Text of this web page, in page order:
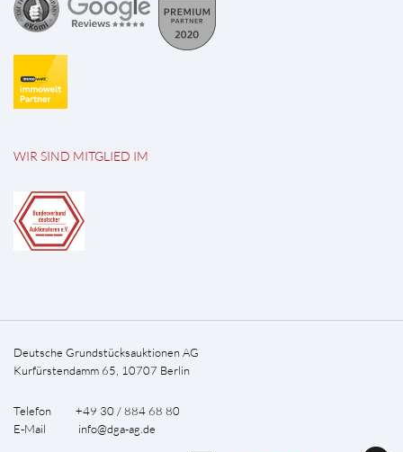
WIR SIND MITGLIED IM
Deutsche Grundstücksauktionen AG
Kurfürstendamm 65, 10707 Berlin
Telefon +49 30 / 884 68 80
E-Mail info@dga-ag.de